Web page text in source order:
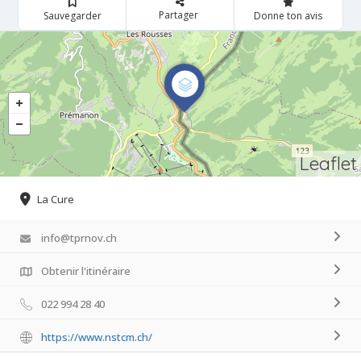
Sauvegarder Partager Donne ton avis
Leaflet
La Cure
info@tprnov.ch
Obtenir l'itinéraire
022 994 28 40
https://www.nstcm.ch/